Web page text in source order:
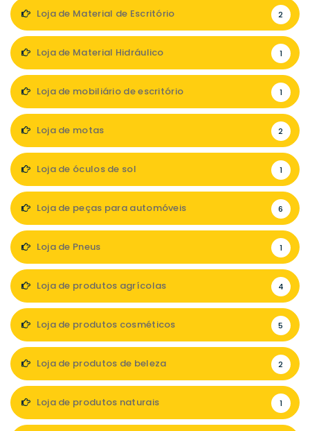
Loja de Material de Escritório 2
Loja de Material Hidráulico 1
Loja de mobiliário de escritório 1
Loja de motas 2
Loja de óculos de sol 1
Loja de peças para automóveis 6
Loja de Pneus 1
Loja de produtos agrícolas 4
Loja de produtos cosméticos 5
Loja de produtos de beleza 2
Loja de produtos naturais 1